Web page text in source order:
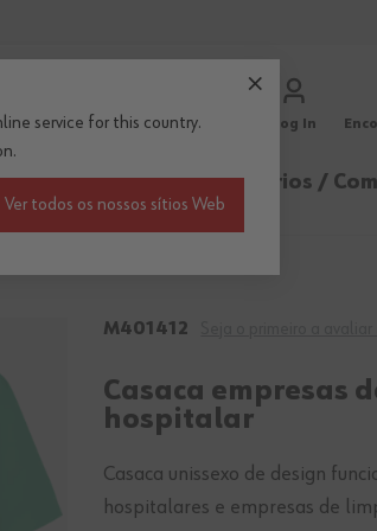
Log In
inverno/térmicaAcessórios /
M401412
Casaca empresas
hospitalar
Casaca unissexo de design
hospitalares e empresas de
service for this country.
Ver todos os nossos sítios Web